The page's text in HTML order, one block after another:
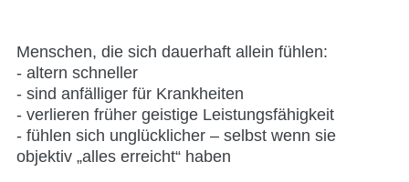
Menschen, die sich dauerhaft allein fühlen:
- altern schneller
- sind anfälliger für Krankheiten
- verlieren früher geistige Leistungsfähigkeit
- fühlen sich unglücklicher – selbst wenn sie
objektiv „alles erreicht“ haben